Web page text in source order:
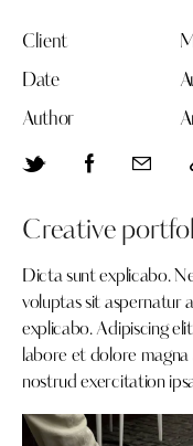
Client
Date
Author
Creative
Dicta sunt explicabo.
voluptas sit aspernatur
explicabo. Adipiscing
labore et dolore magna
nostrud exercitation